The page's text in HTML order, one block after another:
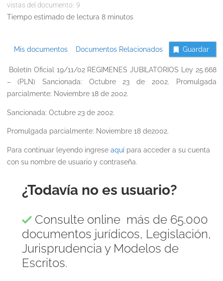
vistas del documento: 9
Tiempo estimado de lectura 8 minutos
Mis documentos Documentos Relacionados Guardar
Boletín Oficial 19/11/02 REGIMENES JUBILATORIOS Ley 25.668
– (PLN) Sancionada: Octubre 23 de 2002. Promulgada
parcialmente: Noviembre 18 de 2002.
Sancionada: Octubre 23 de 2002.
Promulgada parcialmente: Noviembre 18 de2002.
Para continuar leyendo ingrese aquípara acceder a su cuenta
con su nombre de usuario y contraseña.
¿Todavía no es usuario?
Consulte online más de 65.000
documentos jurídicos, Legislación,
Jurisprudencia y Modelos de
Escritos.